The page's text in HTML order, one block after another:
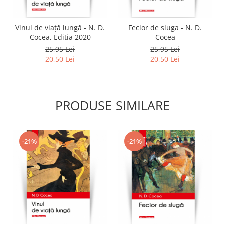
Vinul de viaţă lungă - N. D.
Cocea, Editia 2020
25,95 Lei
20,50 Lei
Fecior de sluga - N. D.
Cocea
25,95 Lei
20,50 Lei
PRODUSE SIMILARE
-21% -21%